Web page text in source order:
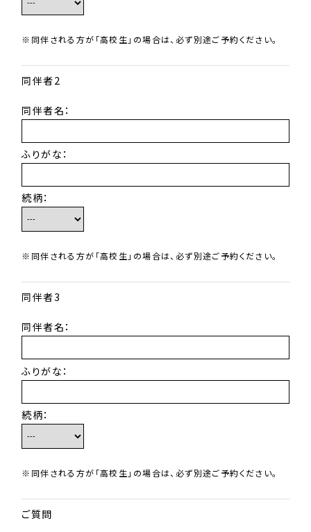
※同伴される方が「高校生」の場合は、必ず別途ご予約ください。
同伴者2
同伴者名：
ふりがな：
続柄：
※同伴される方が「高校生」の場合は、必ず別途ご予約ください。
同伴者3
同伴者名：
ふりがな：
続柄：
※同伴される方が「高校生」の場合は、必ず別途ご予約ください。
ご質問